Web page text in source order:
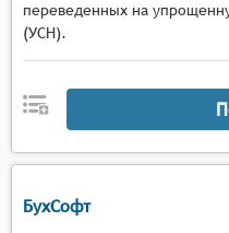
переведенных на
(УСН).
БухСофт